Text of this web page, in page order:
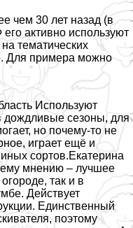
чем 30 лет назад (в
активно используют
тематических
Для примера можно
Используют
дождливые сезоны, для
но почему-то не
играет ещё и
сортов.Екатерина
мнению – лучшее
так и в
Действует
Единственный
поэтому